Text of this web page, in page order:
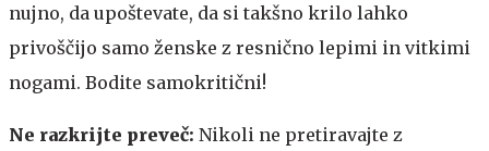
nujno, da upoštevate, da si takšno krilo lahko
privoščijo samo ženske z resnično lepimi in vitkimi
nogami. Bodite samokritični!
Ne razkrijte preveč: Nikoli ne pretiravajte z